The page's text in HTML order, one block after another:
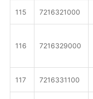
115 7216321000
116 7216329000
117 7216331100